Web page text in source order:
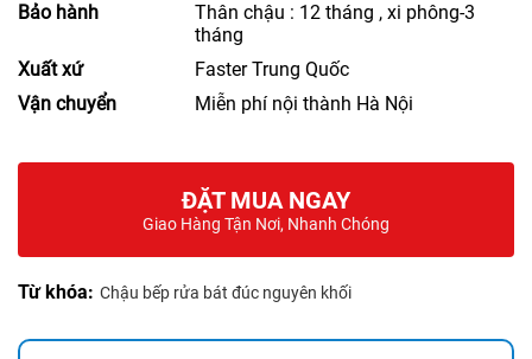
Bảo hành
Thân chậu : 12 tháng , xi phông-3
tháng
Xuất xứ
Faster Trung Quốc
Vận chuyển
Miễn phí nội thành Hà Nội
ĐẶT MUA NGAY
Giao Hàng Tận Nơi, Nhanh Chóng
Từ khóa: Chậu bếp rửa bát đúc nguyên khối